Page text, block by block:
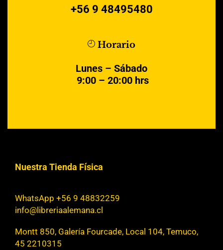
+56 9 48495480
Horario
Lunes – Sábado
9:00 – 20:00 hrs
Nuestra Tienda Física
WhatsApp +56 9 48832259
info@libreriaalemana.cl
Montt 850, Galería Fourcade, Local 104, Temuco,
45 2210315